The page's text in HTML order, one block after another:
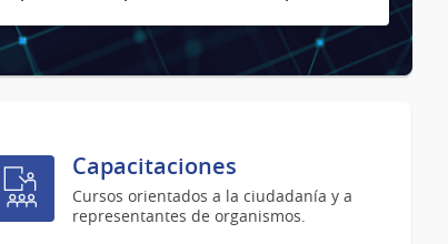
Capacitaciones
Cursos orientados a la ciudadanía y a
representantes de organismos.